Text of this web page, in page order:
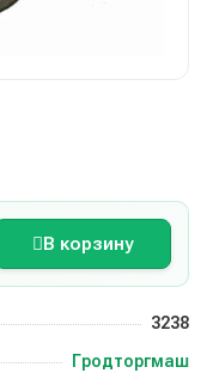
В корзину
3238
Гродторгмаш